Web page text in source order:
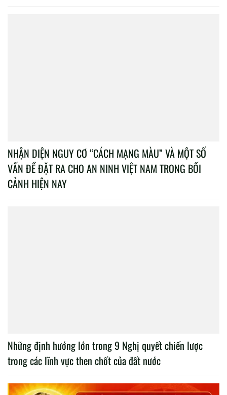
NHẬN DIỆN NGUY CƠ “CÁCH MẠNG MÀU” VÀ MỘT SỐ
VẤN ĐỀ ĐẶT RA CHO AN NINH VIỆT NAM TRONG BỐI
CẢNH HIỆN NAY
Những định hướng lớn trong 9 Nghị quyết chiến lược
trong các lĩnh vực then chốt của đất nước